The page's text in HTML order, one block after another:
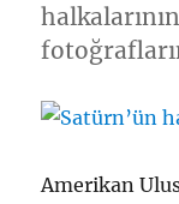
Amerikan